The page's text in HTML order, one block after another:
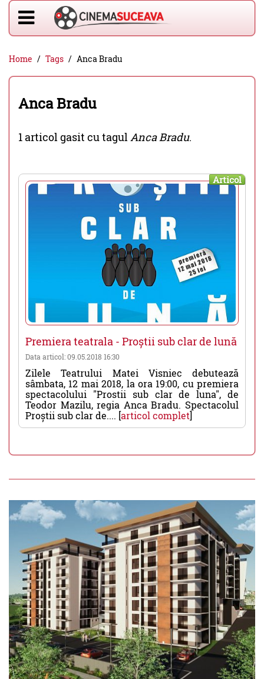
Home Tags Anca Bradu
Anca Bradu
1 articol gasit cu tagulAnca Bradu.
Articol
Premiera teatrala - Proștii sub clar de lună
Data articol: 09.05.2018 16:30
Zilele Teatrului Matei Visniec debutează
sâmbata, 12 mai 2018, la ora 19:00, cu premiera
spectacolului "Prostii sub clar de luna", de
Teodor Mazilu, regia Anca Bradu. Spectacolul
Proștii sub clar de.... [articol complet]